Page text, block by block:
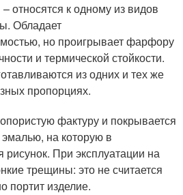
относятся к одному из видов
Обладает
но проигрывает фарфору
и термической стойкости.
из одних и тех же
пропорциях.
фактуру и покрывается
на которую в
При эксплуатации на
трещины: это не считается
портит изделие.